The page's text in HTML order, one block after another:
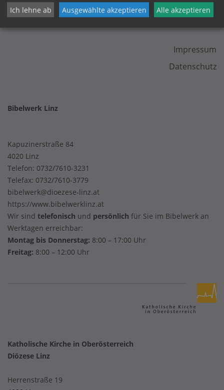
Impressum
Datenschutz
Bibelwerk Linz
Kapuzinerstraße 84
4020 Linz
Telefon: 0732/7610-3231
Telefax: 0732/7610-3779
bibelwerk@dioezese-linz.at
https://www.bibelwerklinz.at
Wir sind telefonisch und persönlich für Sie im Bibelwerk an
Werktagen erreichbar:
Montag bis Donnerstag: 8:00 – 17:00 Uhr
Freitag: 8:00 – 12:00 Uhr
Katholische Kirche in Oberösterreich
Diözese Linz
Herrenstraße 19
Ich lehne ab Ausgewählte akzeptieren Alle akzeptieren